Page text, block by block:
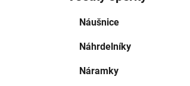
Náušnice
Náhrdelníky
Náramky